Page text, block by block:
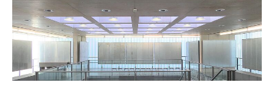
Admission procedure 2024
Bachelor Architecture
Bachelor Architecture+